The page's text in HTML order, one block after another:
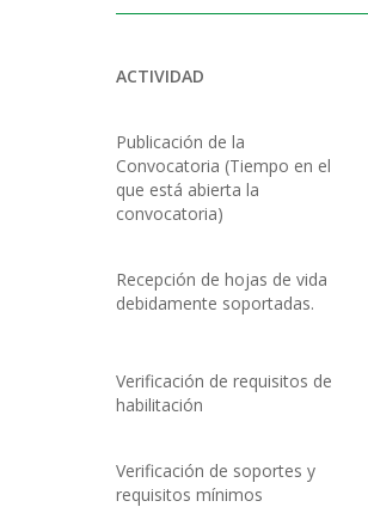
ACTIVIDAD
Publicación de la
Convocatoria (Tiempo en el
que está abierta la
convocatoria)
Recepción de hojas de vida
debidamente soportadas.
Verificación de requisitos de
habilitación
Verificación de soportes y
requisitos mínimos